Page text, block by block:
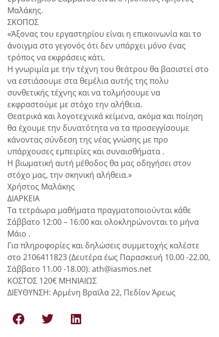
Μαλάκης.
ΣΚΟΠΟΣ
«Άξονας του εργαστηρίου είναι η επικοινωνία και το
άνοιγμα στο γεγονός ότι δεν υπάρχει μόνο ένας
τρόπος να εκφράσεις κάτι.
Η γνωριμία με την τέχνη του θεάτρου θα βασιστεί στο
να εστιάσουμε στα θεμέλια αυτής της πολυ
συνθετικής τέχνης και να τολμήσουμε να
εκφραστούμε με στόχο την αλήθεια.
Θεατρικά και λογοτεχνικά κείμενα, ακόμα και ποίηση
θα έχουμε την δυνατότητα να τα προσεγγίσουμε
κάνοντας σύνδεση της νέας γνώσης με προ
υπάρχουσες εμπειρίες και συναισθήματα .
Η βιωματική αυτή μέθοδος θα μας οδηγήσει στον
στόχο μας, την σκηνική αλήθεια.»
Χρήστος Μαλάκης
ΔΙΑΡΚΕΙΑ
Τα τετράωρα μαθήματα πραγματοποιούνται κάθε
Σάββατο 12:00 – 16:00 και ολοκληρώνονται το μήνα
Μάιο .
Για πληροφορίες και δηλώσεις συμμετοχής καλέστε
στο 2106411823 (Δευτέρα έως Παρασκευή 10.00 -22.00,
Σάββατο 11.00 -18.00). ath@iasmos.net
ΚΟΣΤΟΣ 120€ ΜΗΝΙΑΙΩΣ
ΔΙΕΥΘΥΝΣΗ: Αρμένη Βραϊλα 22, Πεδίον Άρεως